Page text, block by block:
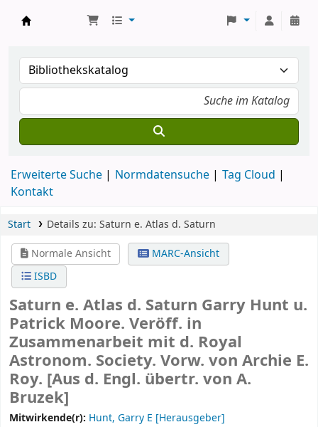
Erweiterte Suche Normdatensuche
Tag Cloud
Kontakt
Start Details zu: Saturn e. Atlas d. Saturn
Normale Ansicht
MARC-Ansicht
ISBD
Saturn e. Atlas d. Saturn Garry Hunt u.
Patrick Moore. Veröff. in
Zusammenarbeit mit d. Royal
Astronom. Society. Vorw. von Archie E.
Roy. [Aus d. Engl. übertr. von A.
Bruzek]
Mitwirkende(r): Hunt, Garry E [Herausgeber]